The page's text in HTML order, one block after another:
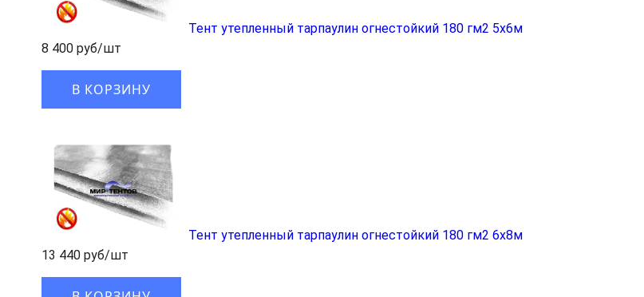
Тент утепленный тарпаулин огнестойкий 180 гм2 5x6м
8 400 руб/шт
В КОРЗИНУ
Тент утепленный тарпаулин огнестойкий 180 гм2 6x8м
13 440 руб/шт